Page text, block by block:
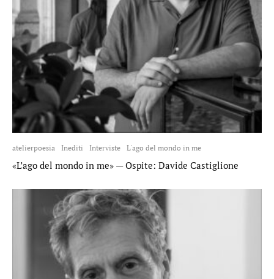
atelierpoesia Inediti Interviste L'ago del mondo in me
«L’ago del mondo in me» — Ospite: Davide Castiglione